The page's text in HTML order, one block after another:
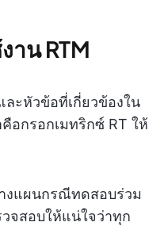
าน RTM
ะหัวข้อที่เกี่ยวข้องใน
กรอกเมทริกซ์ RT ให้
งแผนกรณีทดสอบร่วม
จสอบให้แน่ใจว่าทุก